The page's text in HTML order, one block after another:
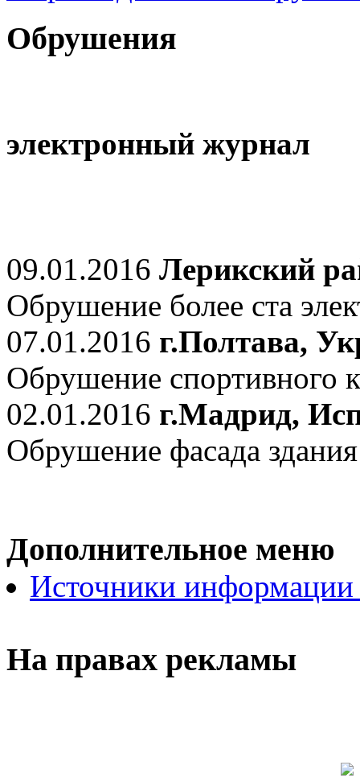
Обрушения
электронный журнал
09.01.2016 Лерикский
Обрушение более ста
07.01.2016 г.Полтава,
Обрушение спортивного
02.01.2016 г.Мадрид,
Обрушение фасада
Дополнительное меню
Источники
На правах рекламы